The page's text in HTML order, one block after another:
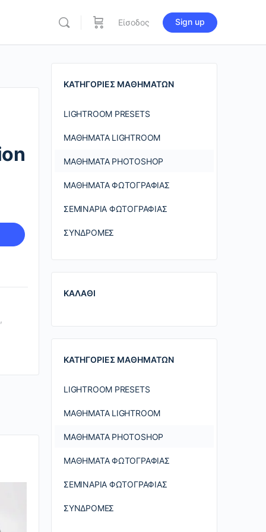
Είσοδος Sign up
,
ΚΑΤΗΓΟΡΊΕΣ ΜΑΘΗΜΆΤΩΝ
LIGHTROOM PRESETS
ΜΑΘΉΜΑΤΑ LIGHTROOM
ΜΑΘΉΜΑΤΑ PHOTOSHOP
ΜΑΘΉΜΑΤΑ ΦΩΤΟΓΡΑΦΊΑΣ
ΣΕΜΙΝΆΡΙΑ ΦΩΤΟΓΡΑΦΊΑΣ
ΣΥΝΔΡΟΜΈΣ
ΚΑΛΆΘΙ
ΚΑΤΗΓΟΡΊΕΣ ΜΑΘΗΜΆΤΩΝ
LIGHTROOM PRESETS
ΜΑΘΉΜΑΤΑ LIGHTROOM
ΜΑΘΉΜΑΤΑ PHOTOSHOP
ΜΑΘΉΜΑΤΑ ΦΩΤΟΓΡΑΦΊΑΣ
ΣΕΜΙΝΆΡΙΑ ΦΩΤΟΓΡΑΦΊΑΣ
ΣΥΝΔΡΟΜΈΣ